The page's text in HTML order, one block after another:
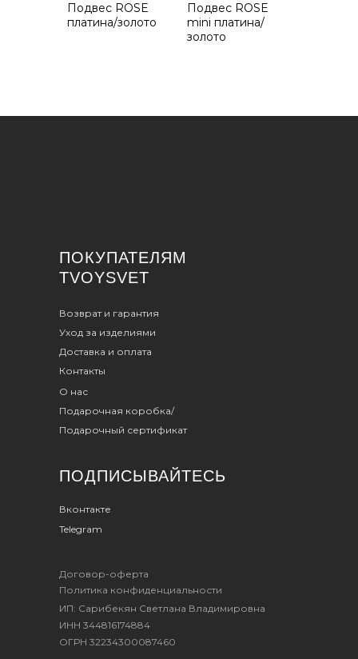
Подвес ROSE
платина/золото
Подвес ROSE
mini платина/
золото
ПОКУПАТЕЛЯМ
Доставка и оплата
Уход за изделиями
Подарочная коробка/
Подарочный сертификат
Возврат и гарантия
Политика конфиденциальности
TVOYSVET
ИП: Сарибекян Светлана Владимировна
ИНН 344816174884
ОГРН 32234300087460
Договор-оферта
О нас
ПОДПИСЫВАЙТЕСЬ
Вконтакте
Telegram
Контакты